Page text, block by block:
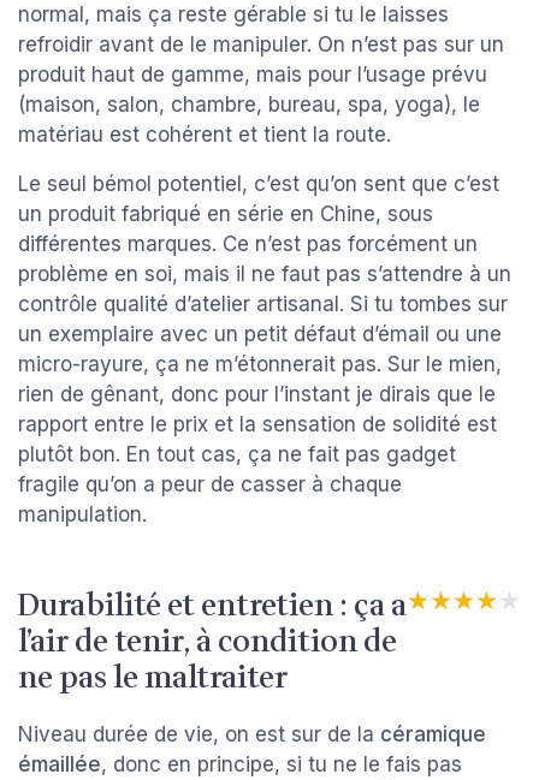
normal, mais ça reste gérable si tu le laisses
refroidir avant de le manipuler. On n’est pas sur un
produit haut de gamme, mais pour l’usage prévu
(maison, salon, chambre, bureau, spa, yoga), le
matériau est cohérent et tient la route.
Le seul bémol potentiel, c’est qu’on sent que c’est
un produit fabriqué en série en Chine, sous
différentes marques. Ce n’est pas forcément un
problème en soi, mais il ne faut pas s’attendre à un
contrôle qualité d’atelier artisanal. Si tu tombes sur
un exemplaire avec un petit défaut d’émail ou une
micro-rayure, ça ne m’étonnerait pas. Sur le mien,
rien de gênant, donc pour l’instant je dirais que le
rapport entre le prix et la sensation de solidité est
plutôt bon. En tout cas, ça ne fait pas gadget
fragile qu’on a peur de casser à chaque
manipulation.
Durabilité et entretien : ça a
l’air de tenir, à condition de
ne pas le maltraiter
★★★★★
★★★★★
Niveau durée de vie, on est sur de la céramique
émaillée, donc en principe, si tu ne le fais pas